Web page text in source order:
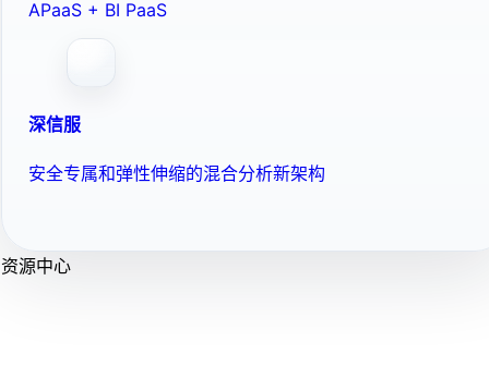
APaaS + BI PaaS
深信服
安全专属和弹性伸缩的混合分析新架构
资源中心